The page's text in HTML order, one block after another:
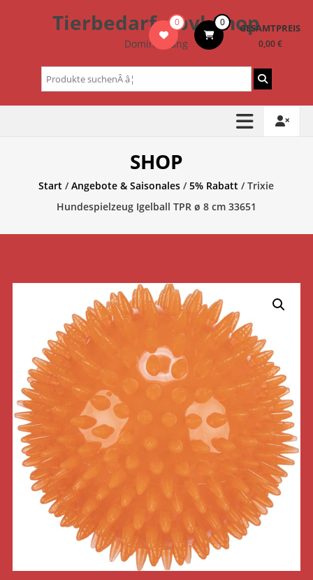
Tierbedarf – bvl-Shop
Dominik Lang
0 0 GESAMTPREIS
0,00 €
Suchen
nach:
SHOP
Start /Angebote & Saisonales /5% Rabatt / Trixie
Hundespielzeug Igelball TPR ø 8 cm 33651